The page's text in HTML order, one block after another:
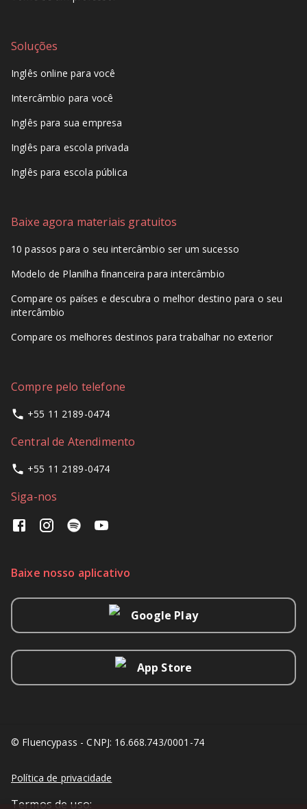
Soluções
Inglês online para você
Intercâmbio para você
Inglês para sua empresa
Inglês para escola privada
Inglês para escola pública
Baixe agora materiais gratuitos
10 passos para o seu intercâmbio ser um sucesso
Modelo de Planilha financeira para intercâmbio
Compare os países e descubra o melhor destino para o seu
intercâmbio
Compare os melhores destinos para trabalhar no exterior
Compre pelo telefone
+55 11 2189-0474
Central de Atendimento
+55 11 2189-0474
Siga-nos
Baixe nosso aplicativo
Google Play
App Store
© Fluencypass - CNPJ: 16.668.743/0001-74
Política de privacidade
Termos de uso: